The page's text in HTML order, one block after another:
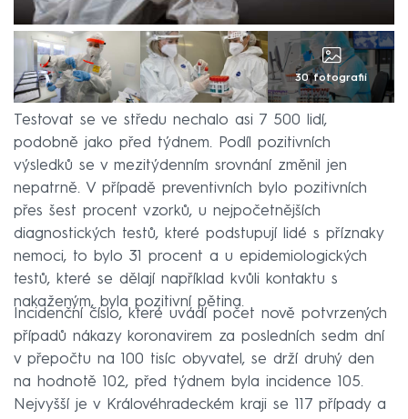
30 fotografií
Testovat se ve středu nechalo asi 7 500 lidí,
podobně jako před týdnem. Podíl pozitivních
výsledků se v mezitýdenním srovnání změnil jen
nepatrně. V případě preventivních bylo pozitivních
přes šest procent vzorků, u nejpočetnějších
diagnostických testů, které podstupují lidé s příznaky
nemoci, to bylo 31 procent a u epidemiologických
testů, které se dělají například kvůli kontaktu s
nakaženým, byla pozitivní pětina.
Incidenční číslo, které uvádí počet nově potvrzených
případů nákazy koronavirem za posledních sedm dní
v přepočtu na 100 tisíc obyvatel, se drží druhý den
na hodnotě 102, před týdnem byla incidence 105.
Nejvyšší je v Královéhradeckém kraji se 117 případy a